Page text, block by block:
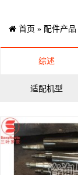
首页 » 配件产品
综述
适配机型